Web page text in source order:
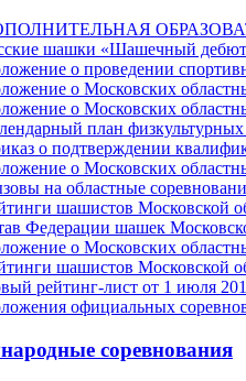
шашки «Шашечный
о проведении
о Московских
о Московских
план
о подтверждении
о Московских
на областные
шашистов Московской
Федерации шашек
о Московских
шашистов Московской
рейтинг-лист от 1 июля
официальных
соревнования